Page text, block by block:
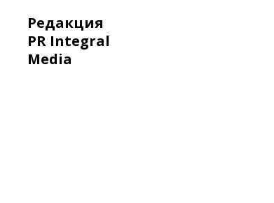
Редакция
PR Integral
Media